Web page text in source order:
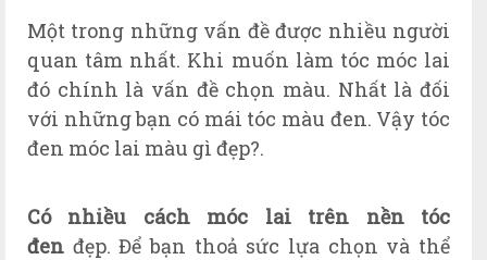
Một trong những vấn đề được nhiều người
quan tâm nhất. Khi muốn làm tóc móc lai
đó chính là vấn đề chọn màu. Nhất là đối
với những bạn có mái tóc màu đen. Vậy tóc
đen móc lai màu gì đẹp?.
Có nhiều cách móc lai trên nền tóc
đen đẹp. Để bạn thoả sức lựa chọn và thể